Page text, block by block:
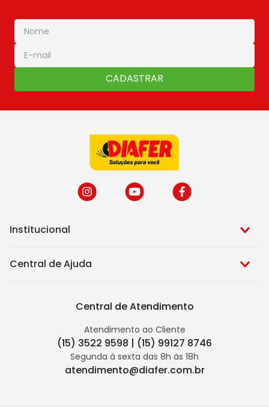
CADASTRAR
Institucional
Central de Ajuda
Central de Atendimento
Atendimento ao Cliente
(15) 3522 9598 | (15) 99127 8746
Segunda à sexta das 8h às 18h
atendimento@diafer.com.br